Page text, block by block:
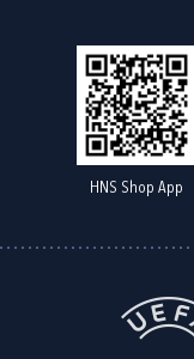
HNS Shop App